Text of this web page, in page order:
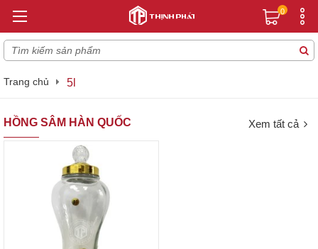
0
Trang chủ 5l
HỒNG SÂM HÀN QUỐC Xem tất cả